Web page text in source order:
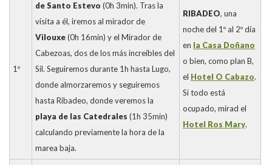
1º
de Santo Estevo (0h 3min). Tras la
visita a él, iremos al mirador de
Vilouxe(0h 16min) y el Mirador de
Cabezoas, dos de los más increíbles del
Sil. Seguiremos durante 1h hasta Lugo,
donde almorzaremos y seguiremos
hasta Ribadeo, donde veremos la
playa de las Catedrales (1h 35min)
calculando previamente la hora de la
marea baja.
RIBADEO, una
noche del 1º al 2º día
en la Casa Doñano
o bien, como plan B,
el Hotel O Cabazo.
Si todo está
ocupado, mirad el
Hotel Ros Mary.